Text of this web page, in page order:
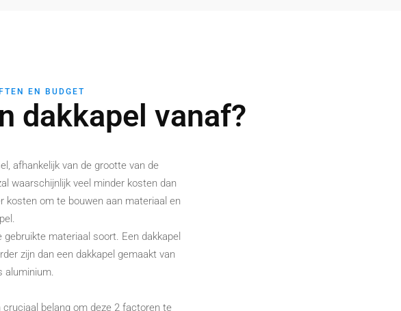
EN BUDGET
dakkapel vanaf?
afhankelijk van de grootte van de
waarschijnlijk veel minder kosten dan
kosten om te bouwen aan materiaal en
materiaal soort. Een dakkapel
zijn dan een dakkapel gemaakt van
aluminium.
belang om deze 2 factoren te